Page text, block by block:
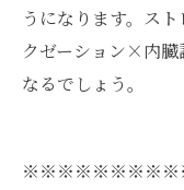
うになります。ス
クゼーション×内臓
なるでしょう。